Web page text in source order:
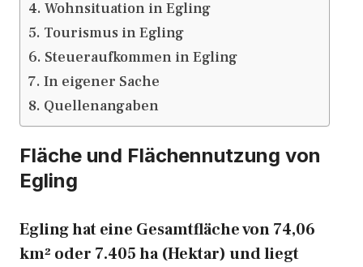
Wohnsituation in Egling
Tourismus in Egling
Steueraufkommen in Egling
In eigener Sache
Quellenangaben
Fläche und Flächennutzung von
Egling
Egling hat eine Gesamtfläche von 74,06
km² oder 7.405 ha (Hektar) und liegt